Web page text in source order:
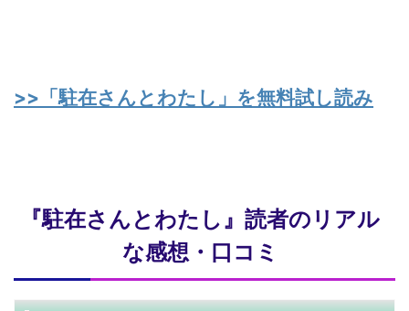
>>「駐在さんとわたし」を無料試し読み
『駐在さんとわたし』読者のリアル
な感想・口コミ